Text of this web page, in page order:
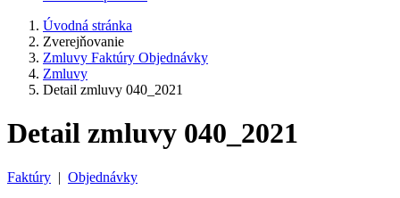
Úvodná stránka
Zverejňovanie
Zmluvy Faktúry Objednávky
Zmluvy
Detail zmluvy 040_2021
Detail zmluvy 040_2021
Faktúry | Objednávky